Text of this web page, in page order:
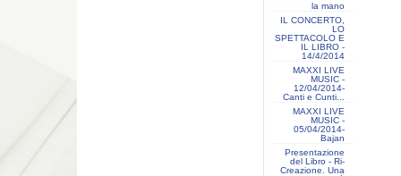
la mano
IL CONCERTO,
LO
SPETTACOLO E
IL LIBRO -
14/4/2014
MAXXI LIVE
MUSIC -
12/04/2014-
Canti e Cunti...
MAXXI LIVE
MUSIC -
05/04/2014-
Bajan
Presentazione
del Libro - Ri-
Creazione. Una